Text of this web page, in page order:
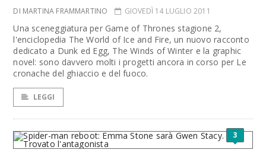
DI MARTINA FRAMMARTINO GIOVEDÌ 14 LUGLIO 2011
Una sceneggiatura per Game of Thrones stagione 2,
l'enciclopedia The World of Ice and Fire, un nuovo racconto
dedicato a Dunk ed Egg, The Winds of Winter e la graphic
novel: sono davvero molti i progetti ancora in corso per Le
cronache del ghiaccio e del fuoco.
LEGGI
3